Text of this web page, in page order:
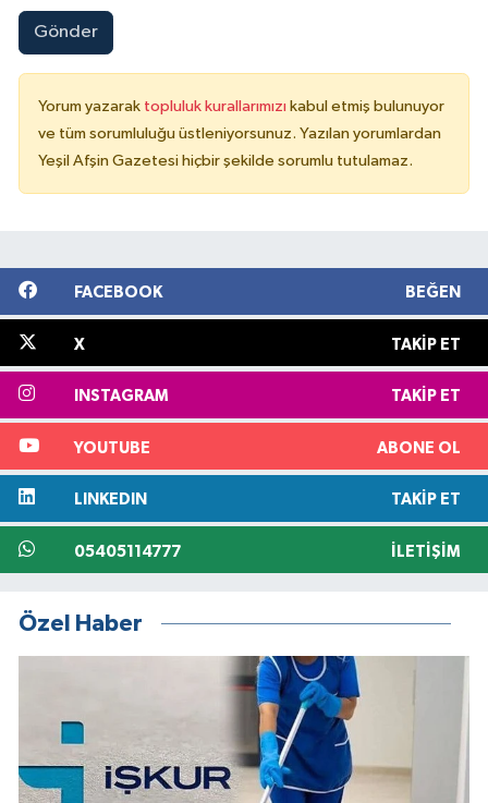
Gönder
Yorum yazarak topluluk kurallarımızı kabul etmiş bulunuyor
ve tüm sorumluluğu üstleniyorsunuz. Yazılan yorumlardan
Yeşil Afşin Gazetesi hiçbir şekilde sorumlu tutulamaz.
FACEBOOK BEĞEN
X TAKIP ET
INSTAGRAM TAKIP ET
YOUTUBE ABONE OL
LINKEDIN TAKIP ET
05405114777 İLETIŞIM
Özel Haber